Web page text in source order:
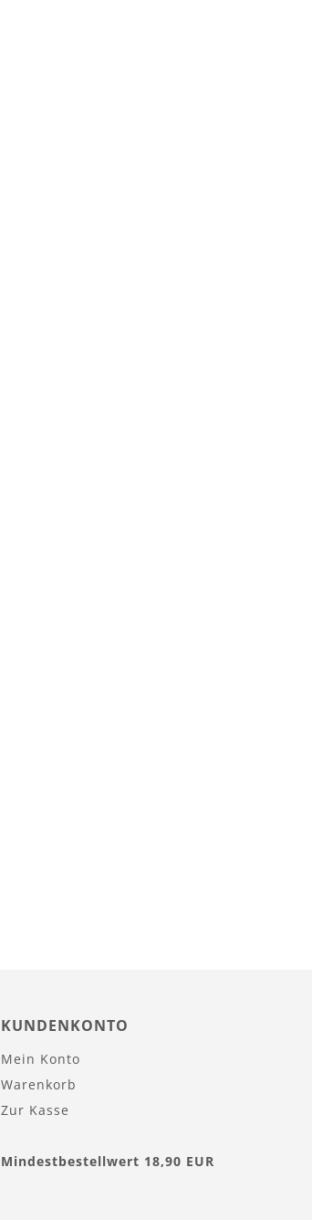
KUNDENKONTO
Mein Konto
Warenkorb
Zur Kasse
Mindestbestellwert 18,90 EUR